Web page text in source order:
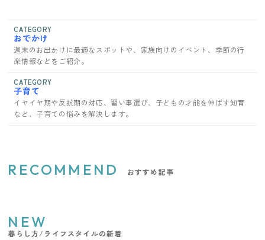
CATEGORY
おでかけ
週末のお出かけに最適なスポットや、家族向けのイベント、季節の行
楽情報などをご紹介。
CATEGORY
子育て
イヤイヤ期や反抗期の対応、習い事選び、子どもの才能を伸ばす知育
など、子育ての悩みを解決します。
RECOMMEND おすすめ記事
NEW
暮らし方/ライフスタイルの新着